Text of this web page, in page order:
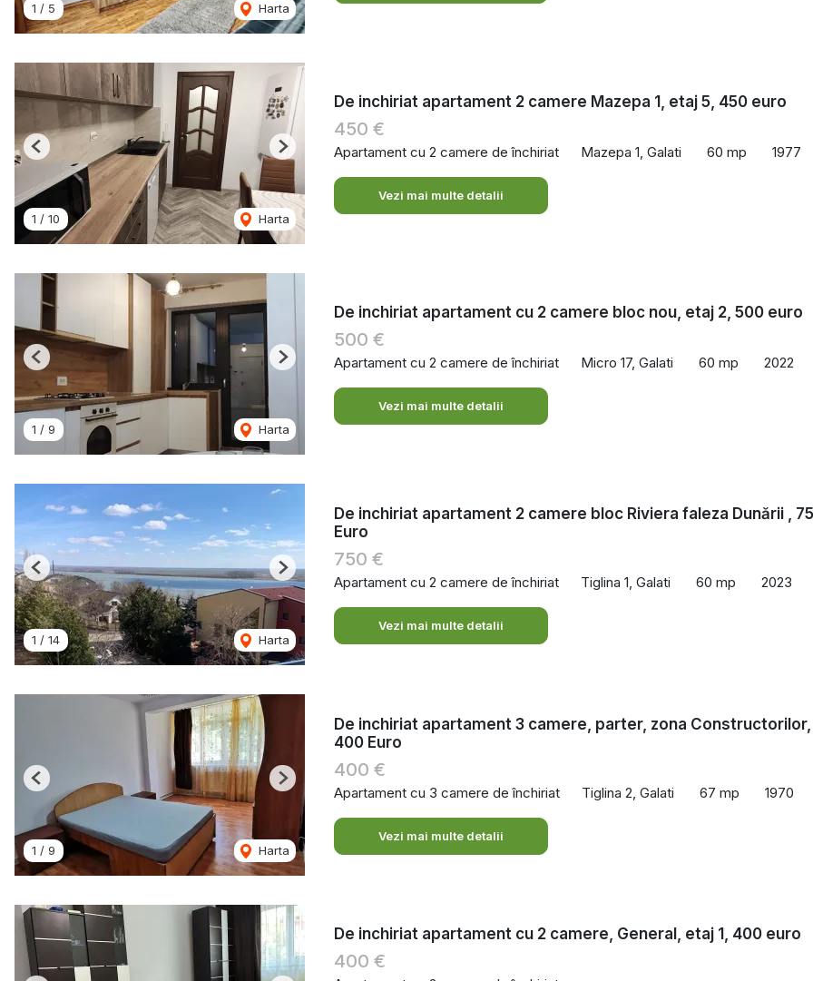
1 / 5 Harta
1 / 10 Harta
Previous Next
De inchiriat apartament 2 camere Mazepa 1, etaj 5, 450 euro
450 €
Apartament cu 2 camere de închiriat Mazepa 1, Galati 60 mp 1977
Vezi mai multe detalii
1 / 9 Harta
Previous Next
De inchiriat apartament cu 2 camere bloc nou, etaj 2, 500 euro
500 €
Apartament cu 2 camere de închiriat Micro 17, Galati 60 mp 2022
Vezi mai multe detalii
1 / 14 Harta
Previous Next
De inchiriat apartament 2 camere bloc Riviera faleza Dunării ,
Euro
750 €
Apartament cu 2 camere de închiriat Tiglina 1, Galati 60 mp 2023
Vezi mai multe detalii
1 / 9 Harta
Previous Next
De inchiriat apartament 3 camere, parter, zona Constructorilor,
400 Euro
400 €
Apartament cu 3 camere de închiriat Tiglina 2, Galati 67 mp 1970
Vezi mai multe detalii
De inchiriat apartament cu 2 camere, General, etaj 1, 400 euro
400 €